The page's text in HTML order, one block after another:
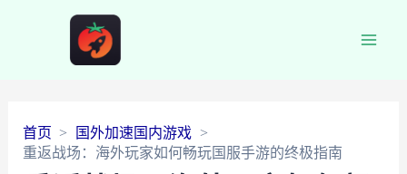
首页
国外加速国内游戏
重返战场：海外玩家如何畅玩国服手游的终极指南